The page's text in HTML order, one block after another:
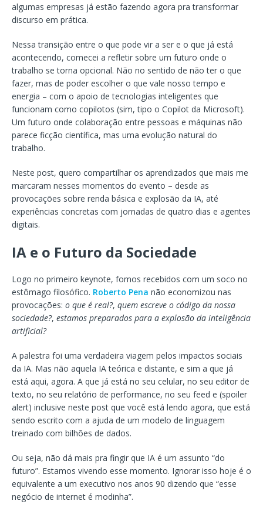
algumas empresas já estão fazendo agora pra transformar
discurso em prática.
Nessa transição entre o que pode vir a ser e o que já está
acontecendo, comecei a refletir sobre um futuro onde o
trabalho se torna opcional. Não no sentido de não ter o que
fazer, mas de poder escolher o que vale nosso tempo e
energia – com o apoio de tecnologias inteligentes que
funcionam como copilotos (sim, tipo o Copilot da Microsoft).
Um futuro onde colaboração entre pessoas e máquinas não
parece ficção científica, mas uma evolução natural do
trabalho.
Neste post, quero compartilhar os aprendizados que mais me
marcaram nesses momentos do evento – desde as
provocações sobre renda básica e explosão da IA, até
experiências concretas com jornadas de quatro dias e agentes
digitais.
IA e o Futuro da Sociedade
Logo no primeiro keynote, fomos recebidos com um soco no
estômago filosófico. Roberto Pena não economizou nas
provocações: o que é real?, quem escreve o código da nossa
sociedade?, estamos preparados para a explosão da inteligência
artificial?
A palestra foi uma verdadeira viagem pelos impactos sociais
da IA. Mas não aquela IA teórica e distante, e sim a que já
está aqui, agora. A que já está no seu celular, no seu editor de
texto, no seu relatório de performance, no seu feed e (spoiler
alert) inclusive neste post que você está lendo agora, que está
sendo escrito com a ajuda de um modelo de linguagem
treinado com bilhões de dados.
Ou seja, não dá mais pra fingir que IA é um assunto “do
futuro”. Estamos vivendo esse momento. Ignorar isso hoje é o
equivalente a um executivo nos anos 90 dizendo que “esse
negócio de internet é modinha”.